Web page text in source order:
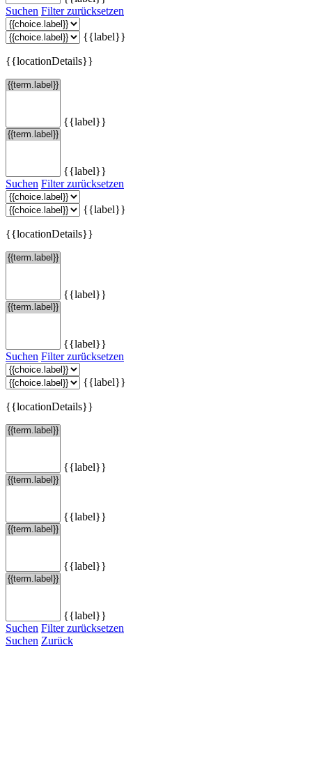
Suchen Filter zurücksetzen
{{label}}
{{locationDetails}}
{{label}}
{{label}}
Suchen Filter zurücksetzen
{{label}}
{{locationDetails}}
{{label}}
{{label}}
Suchen Filter zurücksetzen
{{label}}
{{locationDetails}}
{{label}}
{{label}}
{{label}}
{{label}}
Suchen Filter zurücksetzen
Suchen Zurück